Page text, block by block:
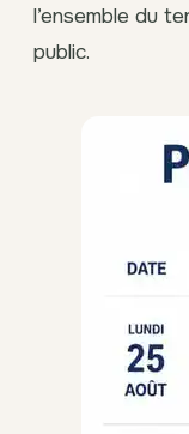
l’ensemble du
public.